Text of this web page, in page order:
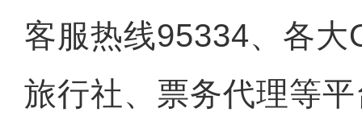
客服热线95334、各大
旅行社、票务代理等